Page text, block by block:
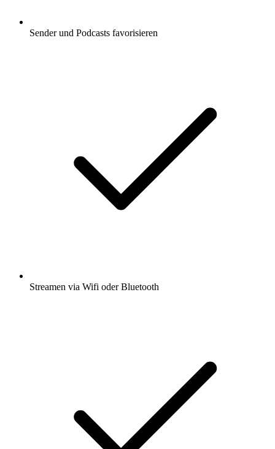
Sender und Podcasts favorisieren
Streamen via Wifi oder Bluetooth